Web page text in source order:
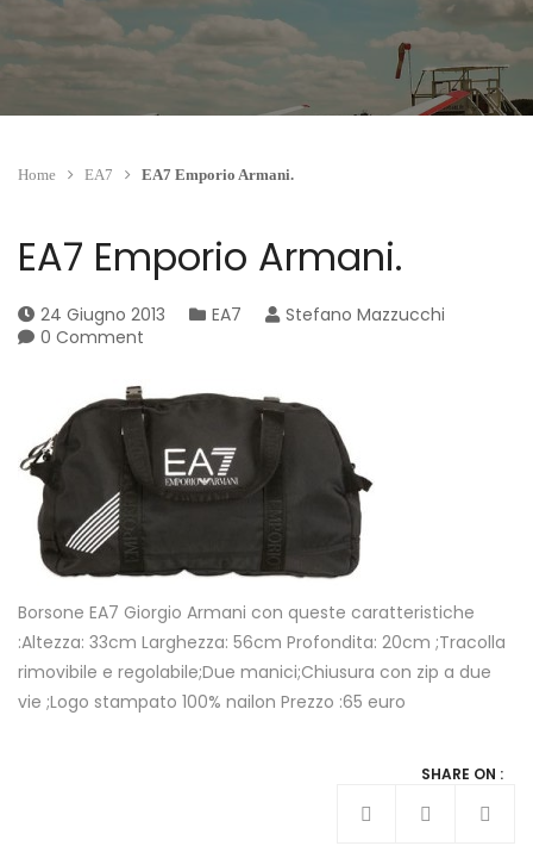
Home EA7 EA7 Emporio Armani.
EA7 Emporio Armani.
24 Giugno 2013 EA7
Stefano Mazzucchi
0 Comment
Borsone EA7 Giorgio Armani con queste caratteristiche
:Altezza: 33cm Larghezza: 56cm Profondita: 20cm ;Tracolla
rimovibile e regolabile;Due manici;Chiusura con zip a due
vie ;Logo stampato 100% nailon Prezzo :65 euro
SHARE ON :